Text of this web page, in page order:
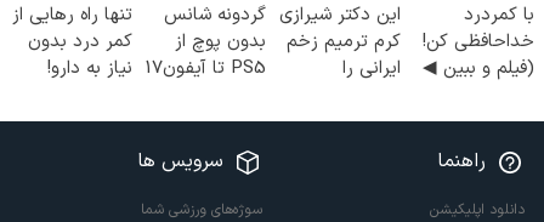
با کمردرد
خداحافظی کن!
(فیلم و ببین ◀
پرکن)
این دکتر شیرازی
کرم ترمیم زخم
ایرانی را
گردونه شانس
بدون پوچ از
PS5 تا آیفون17
تنها راه رهایی از
کمر درد بدون
نیاز به دارو!
راهنما
دانلود اپلیکیشن
سرویس ها
سوژه‌های ورزشی شما